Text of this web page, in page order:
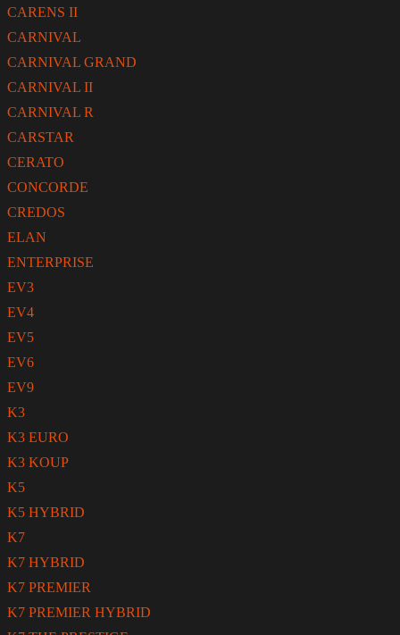
CARENS II
CARNIVAL
CARNIVAL GRAND
CARNIVAL II
CARNIVAL R
CARSTAR
CERATO
CONCORDE
CREDOS
ELAN
ENTERPRISE
EV3
EV4
EV5
EV6
EV9
K3
K3 EURO
K3 KOUP
K5
K5 HYBRID
K7
K7 HYBRID
K7 PREMIER
K7 PREMIER HYBRID